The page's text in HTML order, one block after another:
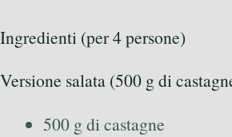
Ingredienti (per 4 persone)
Versione salata (500 g di
500 g di castagne